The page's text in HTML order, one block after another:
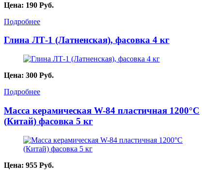
Цена: 190 Руб.
Подробнее
Глина ЛТ-1 (Латненская), фасовка 4 кг
Цена: 300 Руб.
Подробнее
Масса керамическая W-84 пластичная 1200°C
(Китай) фасовка 5 кг
Цена: 955 Руб.